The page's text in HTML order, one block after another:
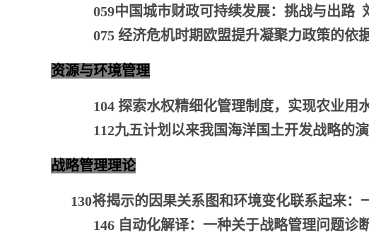
059中国城市财政可持续发展： 挑战与出路
075 经济危机时期欧盟提升凝聚力政策的依
资源与环境管理
104 探索水权精细化管理制度，实现农业用
112九五计划以来我国海洋国土开发战略
战略管理理论
130将揭示的因果关系图和环境变化联系起来
146 自动化解译：一种关于战略管理问题